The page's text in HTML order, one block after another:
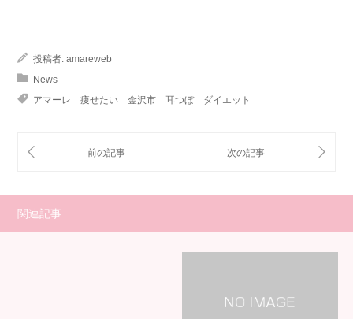
投稿者: amareweb
News
アマーレ 痩せたい 金沢市 耳つぼ ダイエット
関連記事